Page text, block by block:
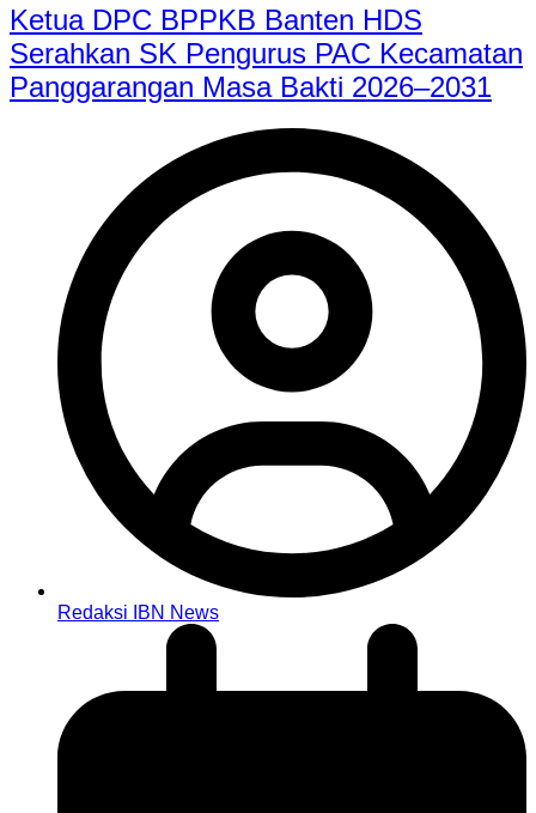
Ketua DPC BPPKB Banten HDS
Serahkan SK Pengurus PAC Kecamatan
Panggarangan Masa Bakti 2026–2031
Redaksi IBN News